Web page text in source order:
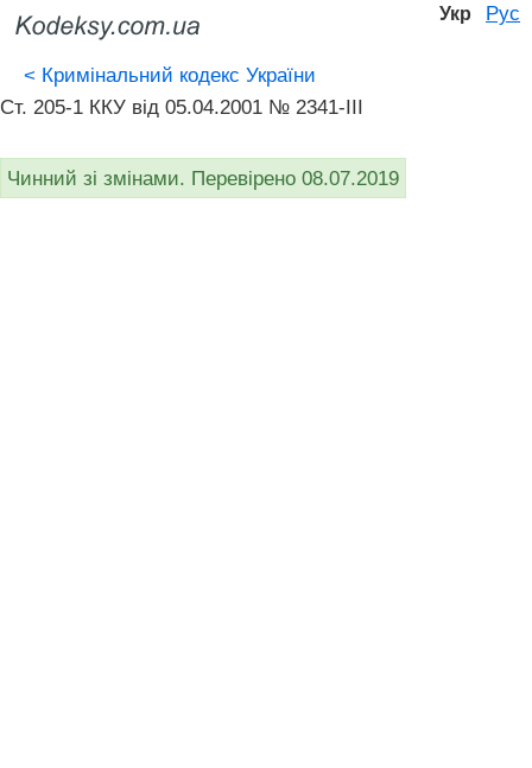
Укр Рус
< Кримінальний кодекс України
Ст. 205-1 ККУ від 05.04.2001 № 2341-III
Чинний зі змінами. Перевірено 08.07.2019